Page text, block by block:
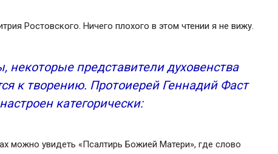
Ростовского. Ничего плохого в этом чтении я не вижу.
некоторые представители духовенства
к творению. Протоиерей Геннадий Фаст
настроен категорически:
можно увидеть «Псалтирь Божией Матери», где слово